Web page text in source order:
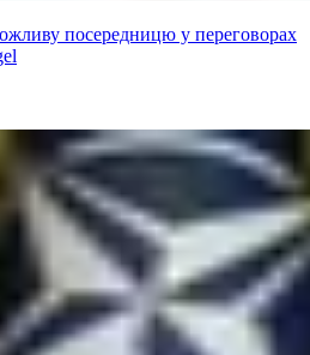
посередницю у переговорах